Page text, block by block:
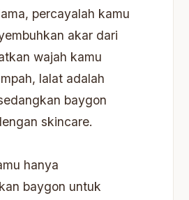
percayalah kamu
akar dari
wajah kamu
lalat adalah
baygon
skincare.
hanya
baygon untuk